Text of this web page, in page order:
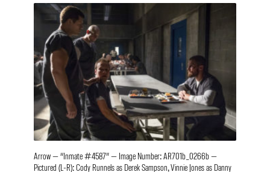
Arrow — “Inmate #4587” — Image Number: AR701b_0266b —
Pictured (L-R): Cody Runnels as Derek Sampson, Vinnie Jones as Danny